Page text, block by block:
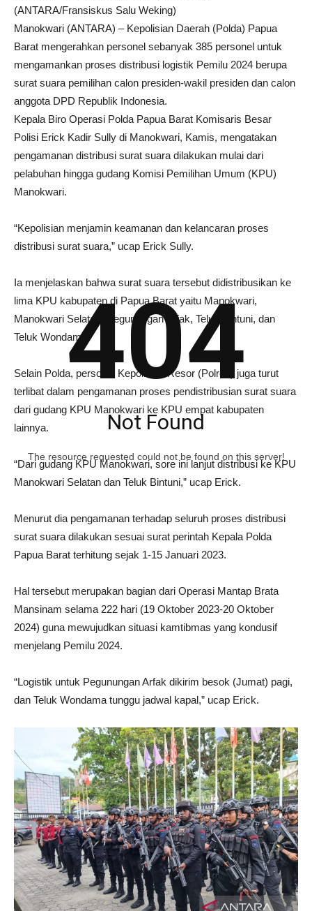
(ANTARA/Fransiskus Salu Weking)
Manokwari (ANTARA) – Kepolisian Daerah (Polda) Papua
Barat mengerahkan personel sebanyak 385 personel untuk
mengamankan proses distribusi logistik Pemilu 2024 berupa
surat suara pemilihan calon presiden-wakil presiden dan calon
anggota DPD Republik Indonesia.
Kepala Biro Operasi Polda Papua Barat Komisaris Besar
Polisi Erick Kadir Sully di Manokwari, Kamis, mengatakan
pengamanan distribusi surat suara dilakukan mulai dari
pelabuhan hingga gudang Komisi Pemilihan Umum (KPU)
Manokwari.
“Kepolisian menjamin keamanan dan kelancaran proses
distribusi surat suara,” ucap Erick Sully.
Ia menjelaskan bahwa surat suara tersebut didistribusikan ke
lima KPU kabupaten di Papua Barat yaitu Manokwari,
Manokwari Selatan, Pegunungan Arfak, Teluk Bintuni, dan
Teluk Wondama.
Selain Polda, personel Kepolisian Resor (Polres) juga turut
terlibat dalam pengamanan proses pendistribusian surat suara
dari gudang KPU Manokwari ke KPU empat kabupaten
lainnya.
“Dari gudang KPU Manokwari, sore ini lanjut distribusi ke KPU
Manokwari Selatan dan Teluk Bintuni,” ucap Erick.
Menurut dia pengamanan terhadap seluruh proses distribusi
surat suara dilakukan sesuai surat perintah Kepala Polda
Papua Barat terhitung sejak 1-15 Januari 2023.
Hal tersebut merupakan bagian dari Operasi Mantap Brata
Mansinam selama 222 hari (19 Oktober 2023-20 Oktober
2024) guna mewujudkan situasi kamtibmas yang kondusif
menjelang Pemilu 2024.
“Logistik untuk Pegunungan Arfak dikirim besok (Jumat) pagi,
dan Teluk Wondama tunggu jadwal kapal,” ucap Erick.
404
Not Found
The resource requested could not be found on this server!